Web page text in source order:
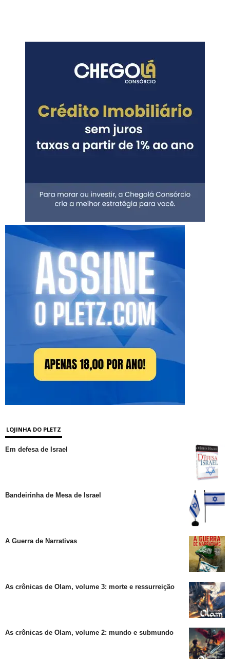
LOJINHA DO PLETZ
Em defesa de Israel
Bandeirinha de Mesa de Israel
A Guerra de Narrativas
As crônicas de Olam, volume 3: morte e ressurreição
As crônicas de Olam, volume 2: mundo e submundo